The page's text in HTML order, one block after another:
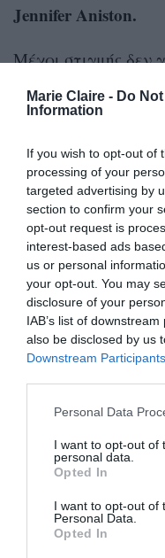
Marie Claire - Do
Information
If you wish to opt-out of
processing of your
targeted advertising by
section to confirm your
opt-out request is
interest-based ads
us or personal
your opt-out. You may
disclosure of your
IAB’s list of
also be disclosed by us
Downstream Participants
Personal Data
I want to opt-out of
personal data.
Opted In
I want to opt-out of
Personal Data.
Opted In
Jennifer Aniston.
Μέχρι στιγμής δεν
λεπτομέρειες για
αν κρίνουμε από το
δράμα να
Ο εξωτερικός
αναφερθεί στις
χαρακτήρα της
για συγχώνευση
Paul Marks (Jon
ότι η Alex θα ζήσει
νέα σεζόν και
Η νέα σεζόν θα
και είναι
ξεκινήσει ακόμα
πιο συναρπαστική